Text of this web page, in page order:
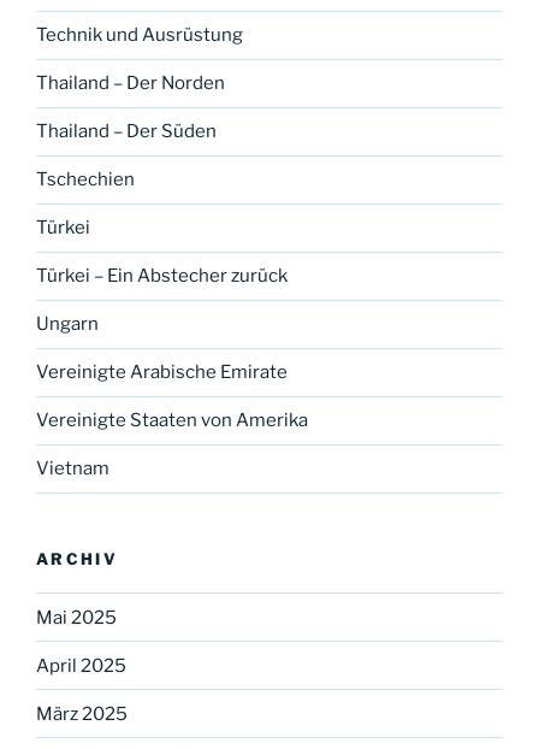
Technik und Ausrüstung
Thailand – Der Norden
Thailand – Der Süden
Tschechien
Türkei
Türkei – Ein Abstecher zurück
Ungarn
Vereinigte Arabische Emirate
Vereinigte Staaten von Amerika
Vietnam
ARCHIV
Mai 2025
April 2025
März 2025